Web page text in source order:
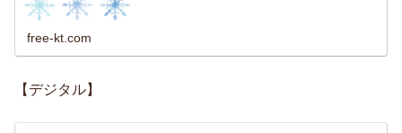
free-kt.com
【デジタル】